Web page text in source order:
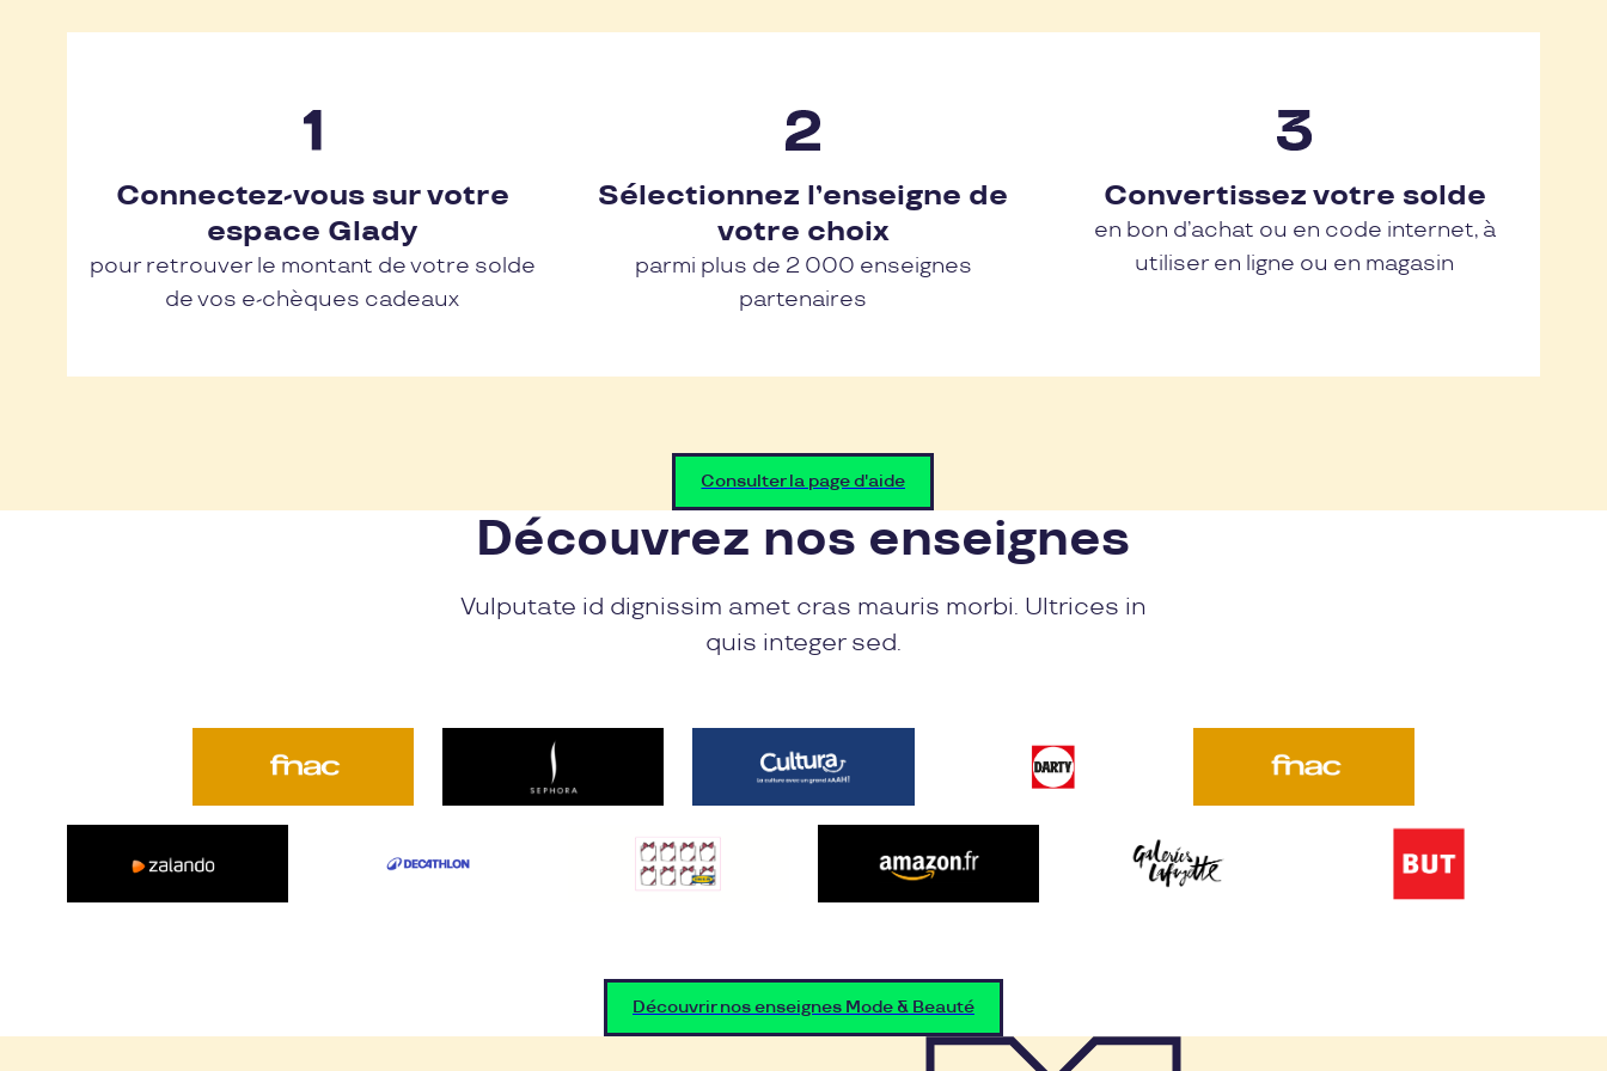
Connectez-vous sur votre
espace Glady
pour retrouver le montant de votre solde
de vos e-chèques cadeaux
Sélectionnez l’enseigne de
votre choix
parmi plus de 2 000 enseignes
partenaires
Convertissez votre solde
en bon d’achat ou en code internet, à
utiliser en ligne ou en magasin
Consulter la page d'aide
Découvrez nos enseignes
Vulputate id dignissim amet cras mauris morbi. Ultrices in
quis integer sed.
Découvrir nos enseignes Mode & Beauté